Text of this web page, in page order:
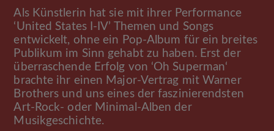
Als Künstlerin hat sie mit ihrer Performance
‘United States I-IV’ Themen und Songs
entwickelt, ohne ein Pop-Album für ein breites
Publikum im Sinn gehabt zu haben. Erst der
überraschende Erfolg von ‘Oh Superman‘
brachte ihr einen Major-Vertrag mit Warner
Brothers und uns eines der faszinierendsten
Art-Rock- oder Minimal-Alben der
Musikgeschichte.